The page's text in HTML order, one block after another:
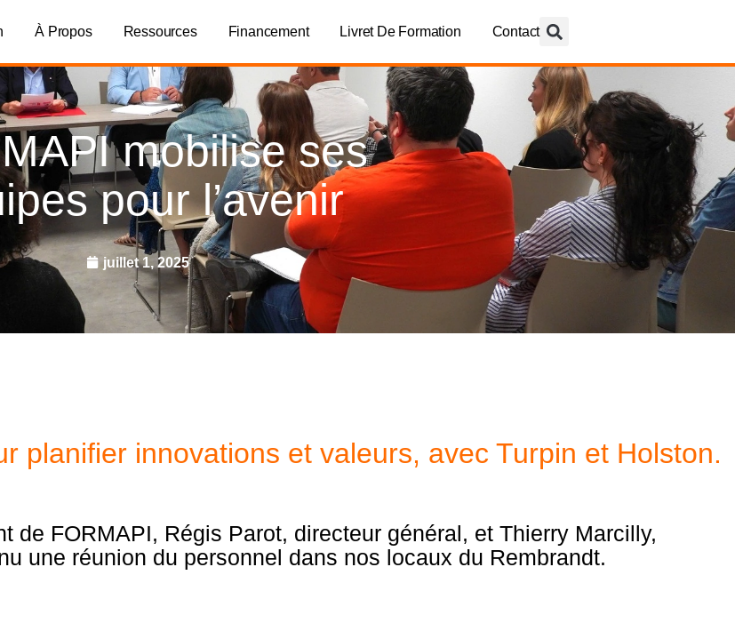
À Propos Ressources Financement Livret De Formation Contact
mobilise ses
pour l’avenir
juillet 1, 2025
planifier innovations et valeurs, avec Turpin et Holston.
de FORMAPI, Régis Parot, directeur général, et Thierry Marcilly,
une réunion du personnel dans nos locaux du Rembrandt.